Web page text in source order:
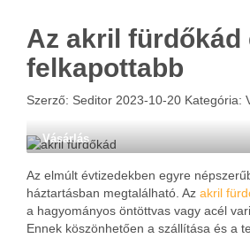
Az akril fürdőkád
felkapottabb
Szerző: Seditor 2023-10-20 Kategória:
Vásárlás
Az elmúlt évtizedekben egyre
háztartásban megtalálható. Az akril
a hagyományos öntöttvas vagy acél
Ennek köszönhetően a szállítása és a